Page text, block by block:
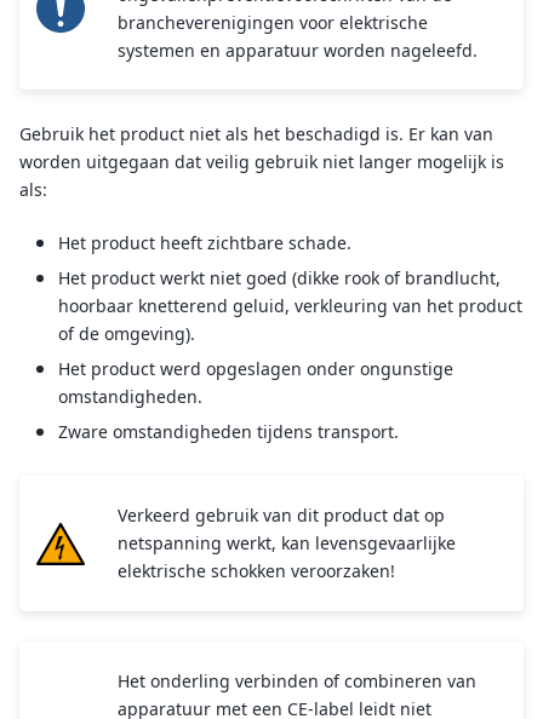
brancheverenigingen voor elektrische
systemen en apparatuur worden nageleefd.
Gebruik het product niet als het beschadigd is. Er kan van
worden uitgegaan dat veilig gebruik niet langer mogelijk is
als:
Het product heeft zichtbare schade.
Het product werkt niet goed (dikke rook of brandlucht,
hoorbaar knetterend geluid, verkleuring van het product
of de omgeving).
Het product werd opgeslagen onder ongunstige
omstandigheden.
Zware omstandigheden tijdens transport.
Verkeerd gebruik van dit product dat op
netspanning werkt, kan levensgevaarlijke
elektrische schokken veroorzaken!
Het onderling verbinden of combineren van
apparatuur met een CE-label leidt niet